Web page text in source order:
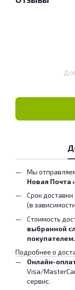
Мы
Новая Почта
Срок доставки
(в
Стоимость
выбранной
покупателем.
Подробнее о
Онлайн-
Visa/
сервис.